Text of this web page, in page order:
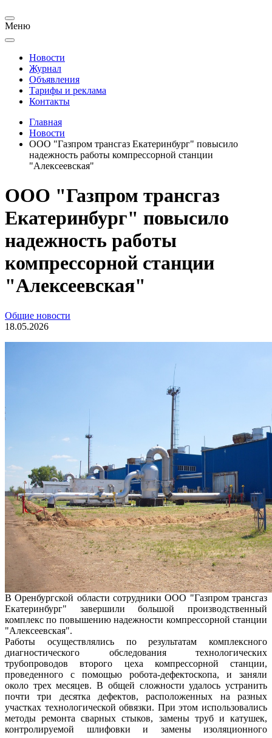
Меню
Новости
Журнал
Объявления
Тарифы и реклама
Контакты
Главная
Новости
ООО "Газпром трансгаз Екатеринбург" повысило
надежность работы компрессорной станции
"Алексеевская"
ООО "Газпром трансгаз
Екатеринбург" повысило
надежность работы
компрессорной станции
"Алексеевская"
Общие новости
18.05.2026
В Оренбургской области сотрудники ООО "Газпром трансгаз
Екатеринбург" завершили большой производственный
комплекс по повышению надежности компрессорной станции
"Алексеевская".
Работы осуществлялись по результатам комплексного
диагностического обследования технологических
трубопроводов второго цеха компрессорной станции,
проведенного с помощью робота-дефектоскопа, и заняли
около трех месяцев. В общей сложности удалось устранить
почти три десятка дефектов, расположенных на разных
участках технологической обвязки. При этом использовались
методы ремонта сварных стыков, замены труб и катушек,
контролируемой шлифовки и замены изоляционного